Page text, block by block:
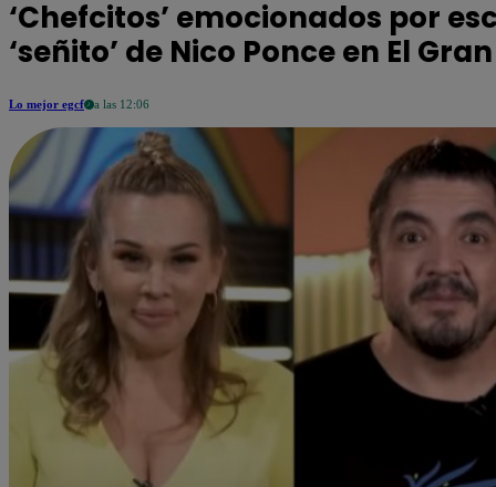
‘Chefcitos’ emocionados por
‘señito’ de Nico Ponce en El
Lo mejor egcf a las 12:06